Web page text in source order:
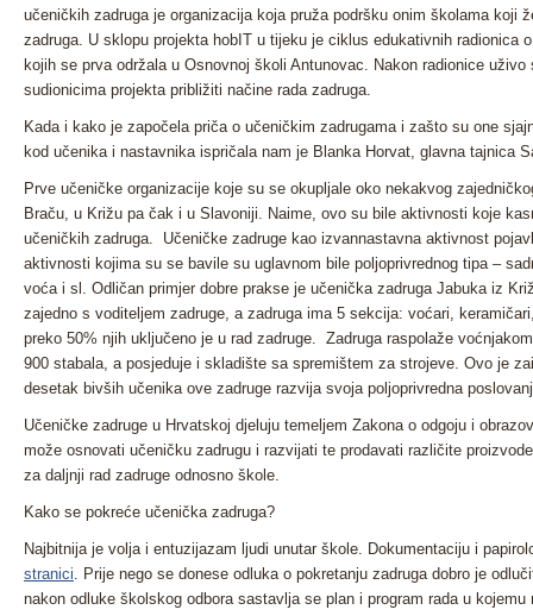
učeničkih zadruga je organizacija koja pruža podršku onim školama koji
zadruga. U sklopu projekta hobIT u tijeku je ciklus edukativnih radionica
kojih se prva održala u Osnovnoj školi Antunovac. Nakon radionice
sudionicima projekta približiti načine rada zadruga.
Kada i kako je započela priča o učeničkim zadrugama i zašto su one
kod učenika i nastavnika ispričala nam je Blanka Horvat, glavna tajnica
Prve učeničke organizacije koje su se okupljale oko nekakvog
Braču, u Križu pa čak i u Slavoniji. Naime, ovo su bile aktivnosti koje
učeničkih zadruga. Učeničke zadruge kao izvannastavna aktivnost
aktivnosti kojima su se bavile su uglavnom bile poljoprivrednog tipa –
voća i sl. Odličan primjer dobre prakse je učenička zadruga Jabuka iz
zajedno s voditeljem zadruge, a zadruga ima 5 sekcija: voćari,
preko 50% njih uključeno je u rad zadruge. Zadruga raspolaže
900 stabala, a posjeduje i skladište sa spremištem za strojeve. Ovo je
desetak bivših učenika ove zadruge razvija svoja poljoprivredna
Učeničke zadruge u Hrvatskoj djeluju temeljem Zakona o odgoju i
može osnovati učeničku zadrugu i razvijati te prodavati različite
za daljnji rad zadruge odnosno škole.
Kako se pokreće učenička zadruga?
Najbitnija je volja i entuzijazam ljudi unutar škole. Dokumentaciju i
stranici. Prije nego se donese odluka o pokretanju zadruga dobro je
nakon odluke školskog odbora sastavlja se plan i program rada u